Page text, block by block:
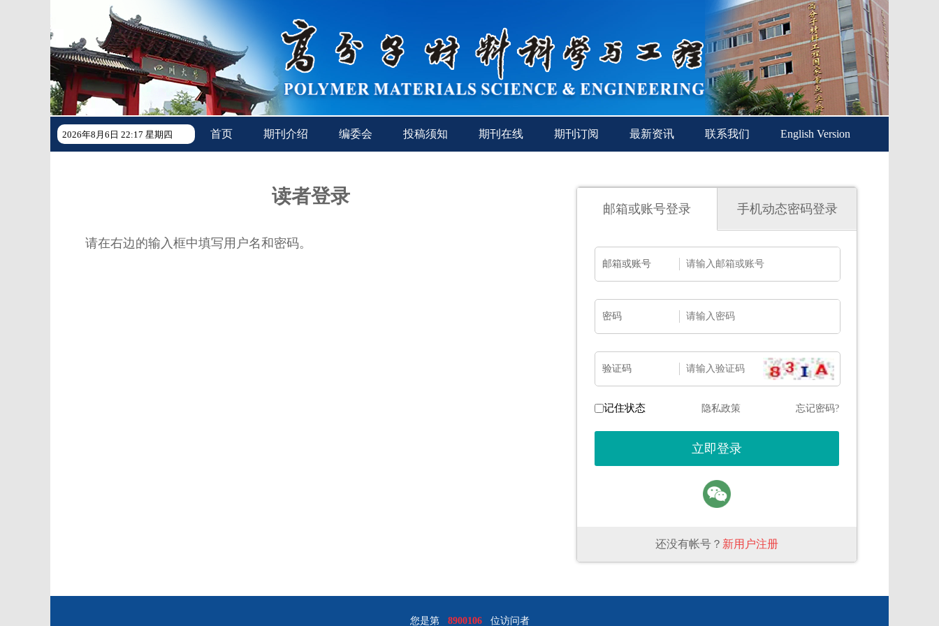
2026年8月6日 22:17 星期四 首页 期刊介绍 编委会 投稿须知 期刊在线 期刊订阅 最新资讯 联系我们 English Version
读者登录
请在右边的输入框中填写用户名和密码。
邮箱或账号登录 手机动态密码登录
邮箱或账号
密码
验证码
记住状态 隐私政策 忘记密码?
还没有帐号？ 新用户注册
您是第 8900106位访问者